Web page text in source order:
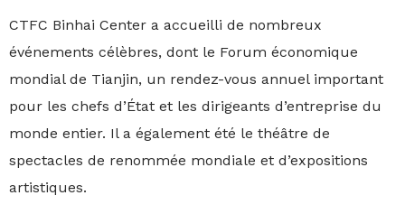
CTFC Binhai Center a accueilli de nombreux
événements célèbres, dont le Forum économique
mondial de Tianjin, un rendez-vous annuel important
pour les chefs d’État et les dirigeants d’entreprise du
monde entier. Il a également été le théâtre de
spectacles de renommée mondiale et d’expositions
artistiques.